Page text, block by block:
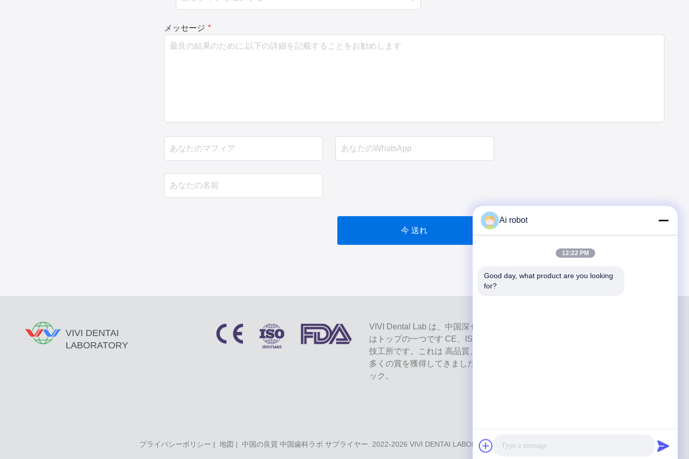
メッセージ *
今 送れ
VIVI DENTAI
LABORATORY
VIVI Dental Lab は、中国深センのハイレベルなフルサービスのラボです。それ
はトップの一つです CE、ISO、FDAの認証を取得し、最新の機械を備えた歯科
技工所です。これは 高品質、短納期、専門的なサービスへの取り組みにより、
多くの賞を獲得してきました。 欧州および米国市場からの肯定的なフィードバ
ック。
プライバシーポリシー | 地図 | 中国の良質 中国歯科ラボ サプライヤー. 2022-2026 VIVI DENTAI LABORATORY . 複製権所有。
Ai robot
12:22 PM
Good day, what product are you looking
for?